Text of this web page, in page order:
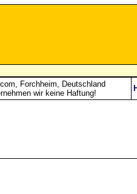
Forchheim, Deutschland
wir keine Haftung!